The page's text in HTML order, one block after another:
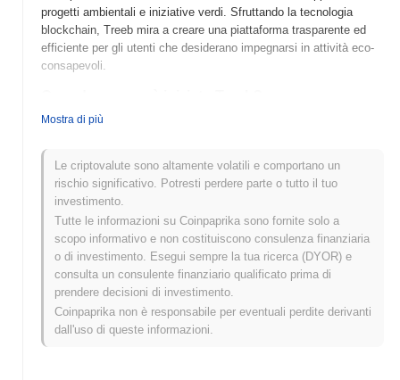
progetti ambientali e iniziative verdi. Sfruttando la tecnologia
blockchain, Treeb mira a creare una piattaforma trasparente ed
efficiente per gli utenti che desiderano impegnarsi in attività eco-
consapevoli.
Treeb (TREEB) è stato lanciato nel 2022 come criptovaluta
riforestazione. Sviluppato da un team appassionato di cause
ambientali, Treeb mira a creare un impatto positivo integrando la
tecnologia blockchain con progetti ecologici. Inizialmente elencato
su varie borse di criptovalute, Treeb ha guadagnato slancio grazie
al suo impegno nel supportare gli sforzi di piantumazione di alberi
e nel promuovere il coinvolgimento della comunità nella
conservazione ambientale.
Cosa ci riserva il futuro per Treeb?
Treeb (TREEB) è pronto a migliorare il suo ecosistema con
diversi aggiornamenti entusiasmanti sulla sua tabella di marcia.
Mostra di più
Le criptovalute sono altamente volatili e comportano un
rischio significativo. Potresti perdere parte o tutto il tuo
investimento.
Tutte le informazioni su Coinpaprika sono fornite solo a
scopo informativo e non costituiscono consulenza finanziaria
o di investimento. Esegui sempre la tua ricerca (DYOR) e
consulta un consulente finanziario qualificato prima di
prendere decisioni di investimento.
Coinpaprika non è responsabile per eventuali perdite derivanti
dall'uso di queste informazioni.